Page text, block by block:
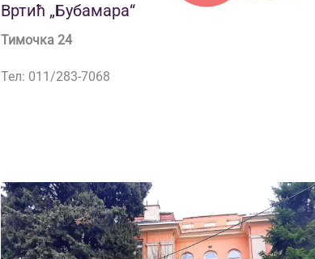
Вртић „Бубамара“
Тимочка 24
Тел: 011/283-7068